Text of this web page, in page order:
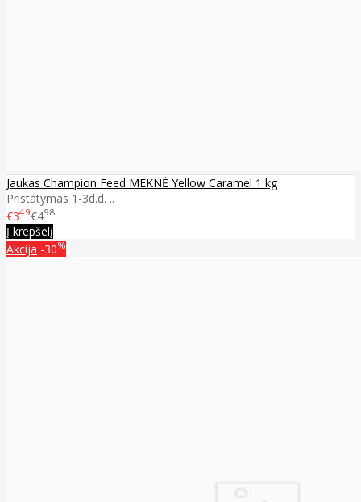
Jaukas Champion Feed MEKNĖ Yellow Caramel 1 kg
Pristatymas 1-3d.d. ..
€349€498
Į krepšelį
Akcija -30%